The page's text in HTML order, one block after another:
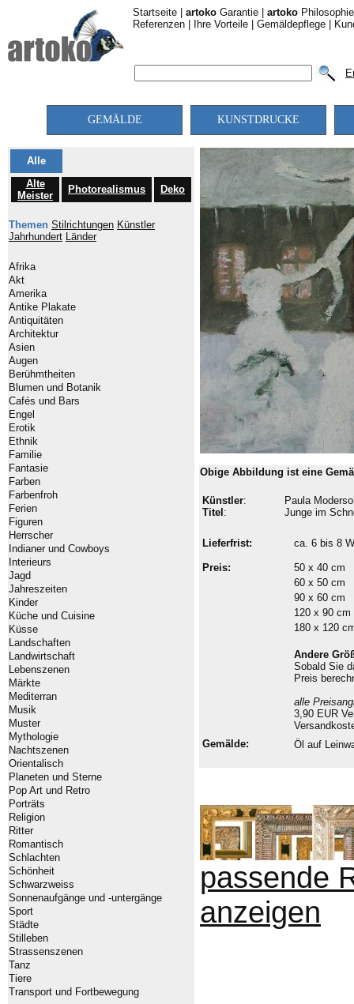
Startseite artoko Garantie artoko Philosophie
Referenzen
Ihre Vorteile Gemäldepflege
GEMÄLDE KUNSTDRUCKE
Alle
Alte
Meister
Photorealismus Deko
Themen Stilrichtungen Künstler
Jahrhundert Länder
Afrika
Akt
Amerika
Antike Plakate
Antiquitäten
Architektur
Asien
Augen
Berühmtheiten
Blumen und Botanik
Cafés und Bars
Engel
Erotik
Ethnik
Familie
Fantasie
Farben
Farbenfroh
Ferien
Figuren
Herrscher
Indianer und Cowboys
Interieurs
Jagd
Jahreszeiten
Kinder
Küche und Cuisine
Küsse
Landschaften
Landwirtschaft
Lebenszenen
Märkte
Mediterran
Musik
Muster
Mythologie
Nachtszenen
Orientalisch
Planeten und Sterne
Pop Art und Retro
Porträts
Religion
Ritter
Romantisch
Schlachten
Schönheit
Schwarzweiss
Sonnenaufgänge und -untergänge
Sport
Städte
Stilleben
Strassenszenen
Tanz
Tiere
Transport und Fortbewegung
Obige Abbildung ist eine
Künstler:
Titel :
Paula
Junge im
Lieferfrist: ca. 6 bis 8
Preis:
50 x 40 cm
60 x 50 cm
90 x 60 cm
120 x 90 cm
180 x 120
Andere
Sobald Sie
Preis
alle
3,90 EUR
Gemälde:
Öl auf
passende
anzeigen